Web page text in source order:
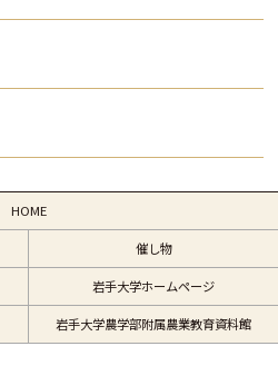
HOME
催し物
岩手大学ホームページ
岩手大学農学部附属農業教育資料館